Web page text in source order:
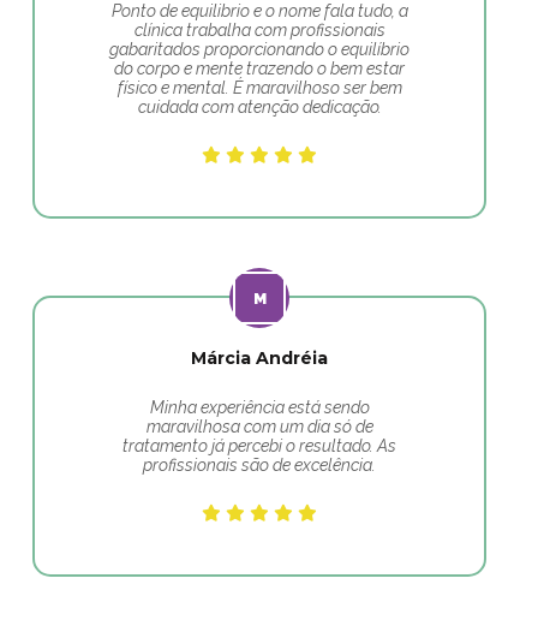
Ponto de equilibrio e o nome fala tudo, a
clínica trabalha com profissionais
gabaritados proporcionando o equilíbrio
do corpo e mente trazendo o bem estar
físico e mental. É maravilhoso ser bem
cuidada com atenção dedicação.
Márcia Andréia
Minha experiência está sendo
maravilhosa com um dia só de
tratamento já percebi o resultado. As
profissionais são de excelência.